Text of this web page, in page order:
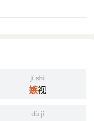
jí shì
嫉视
dù jí